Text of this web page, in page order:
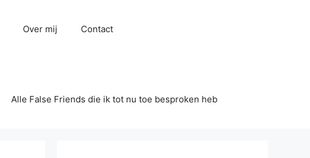
Over mij Contact
Alle False Friends die ik tot nu toe besproken heb